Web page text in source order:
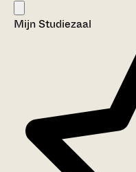
Mijn Studiezaal